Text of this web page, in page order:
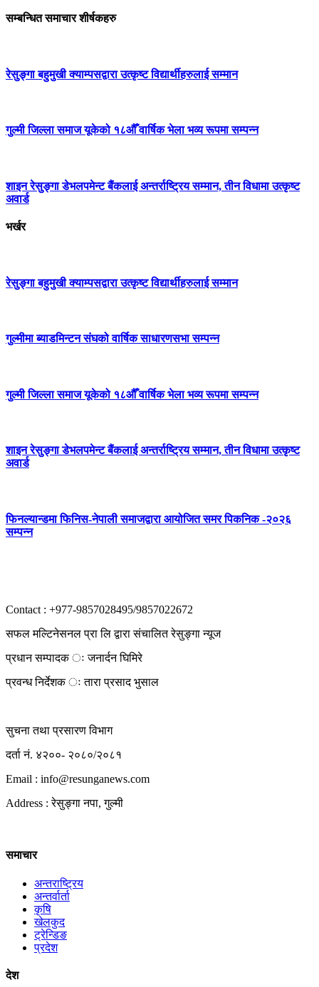
सम्बन्धित समाचार शीर्षकहरु
रेसुङ्गा बहुमुखी क्याम्पसद्वारा उत्कृष्ट विद्यार्थीहरुलाई सम्मान
गुल्मी जिल्ला समाज यूकेको १८औँ वार्षिक भेला भव्य रूपमा सम्पन्न
शाइन रेसुङ्गा डेभलपमेन्ट बैंकलाई अन्तर्राष्ट्रिय सम्मान, तीन विधामा उत्कृष्ट
अवार्ड
भर्खर
रेसुङ्गा बहुमुखी क्याम्पसद्वारा उत्कृष्ट विद्यार्थीहरुलाई सम्मान
गुल्मीमा ब्याडमिन्टन संघको वार्षिक साधारणसभा सम्पन्न
गुल्मी जिल्ला समाज यूकेको १८औँ वार्षिक भेला भव्य रूपमा सम्पन्न
शाइन रेसुङ्गा डेभलपमेन्ट बैंकलाई अन्तर्राष्ट्रिय सम्मान, तीन विधामा उत्कृष्ट
अवार्ड
फिनल्यान्डमा फिनिस-नेपाली समाजद्वारा आयोजित समर पिकनिक -२०२६
सम्पन्न
Contact : +977-9857028495/9857022672
सफल मल्टिनेसनल प्रा लि द्वारा संचालित रेसुङ्गा न्यूज
प्रधान सम्पादक ः जनार्दन घिमिरे
प्रवन्ध निर्देशक ः तारा प्रसाद भुसाल
सुचना तथा प्रसारण विभाग
दर्ता नं. ४२००- २०८०/२०८१
Email : info@resunganews.com
Address : रेसुङ्गा नपा, गुल्मी
समाचार
अन्तराष्ट्रिय
अन्तर्वार्ता
कृषि
खेलकुद
ट्रेन्डिङ
प्रदेश
देश